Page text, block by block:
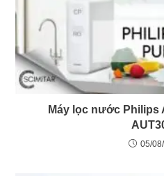
Máy lọc nước Philips
05/